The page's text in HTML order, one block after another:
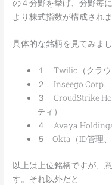
の４分野を挙げ、分野毎
より株式指数が構成されま
具体的な銘柄を見てみま
１ Twilio（クラウ
２ Inseego Corp.
３ CroudStrike
ティ）
４ Avaya Holdings
５ Okta（ID管理、
以上は上位銘柄ですが、
す。それ以外だと